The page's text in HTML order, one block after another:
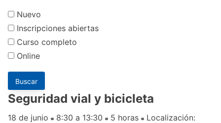
Nuevo
Inscripciones abiertas
Curso completo
Online
Seguridad vial y bicicleta
18 de junio 8:30 a 13:30 5 horas
Localización: